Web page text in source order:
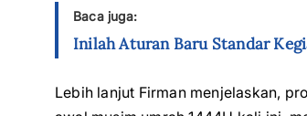
Baca juga:
Inilah Aturan Baru Standar
Lebih lanjut Firman menjelaskan,